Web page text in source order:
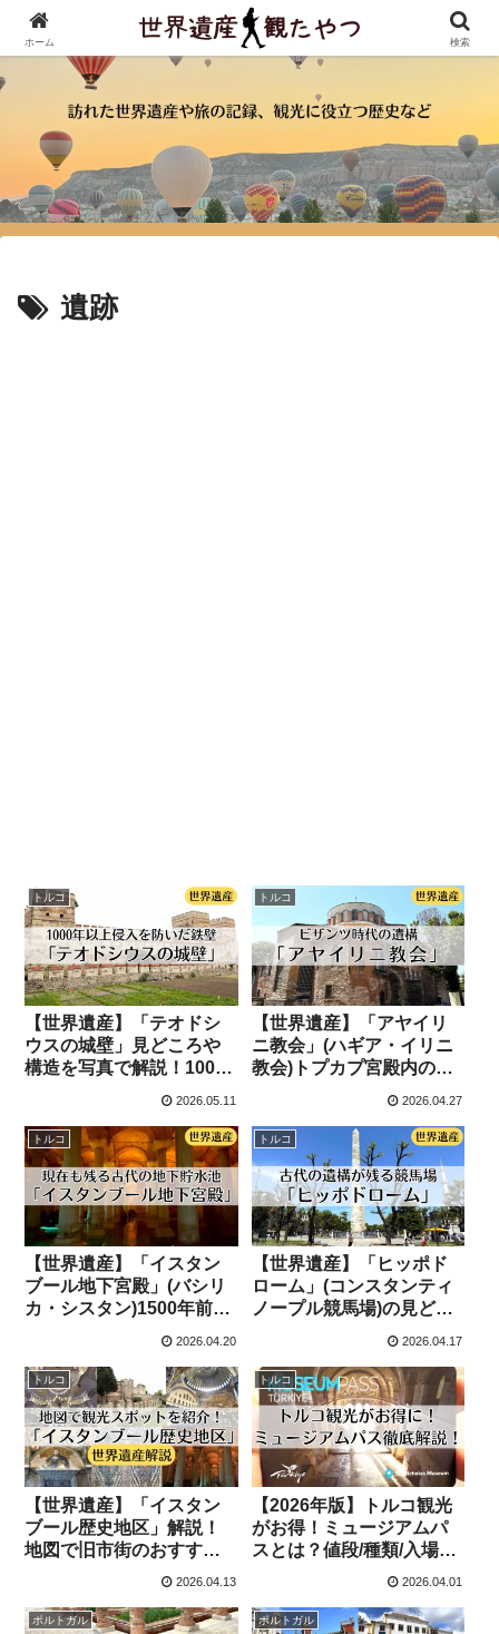
遺跡
トルコ
【世界遺産】「テオドシ
ウスの城壁」見どころや
構造を写真で解説！1000
2026.05.11
トルコ
【世界遺産】「アヤイリ
ニ教会」(ハギア・イリニ
教会)トプカプ宮殿内のビ
2026.04.27
トルコ
【世界遺産】「イスタン
ブール地下宮殿」(バシリ
カ・シスタン)1500年前の
貯水池の見どころ解説！
2026.04.20
トルコ
【世界遺産】「ヒッポド
ローム」(コンスタンティ
ノープル競馬場)の見どこ
ろ解説！オベリスク/蛇の
2026.04.17
トルコ
【世界遺産】「イスタン
ブール歴史地区」解説！
地図で旧市街のおすすめ
観光施設を紹介！
2026.04.13
トルコ
【2026年版】トルコ観光
がお得！ミュージアムパ
スとは？値段/種類/入場施
設/お得具合を徹底解説！
2026.04.01
ポルトガル ポルトガル
ホーム 検索